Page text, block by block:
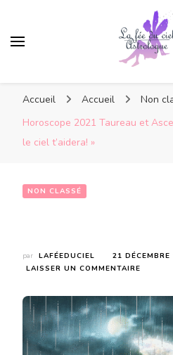
Accueil Accueil
Non
Horoscope 2021 Taureau et
le ciel t’aidera! »
NON CLASSÉ
par LAFÉEDUCIEL
21 DÉCEMBRE
LAISSER UN COMMENTAIRE
ET